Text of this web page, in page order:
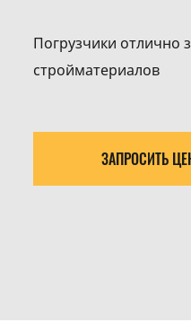
Погрузчики отлично
стройматериалов
ЗАПРОСИТЬ